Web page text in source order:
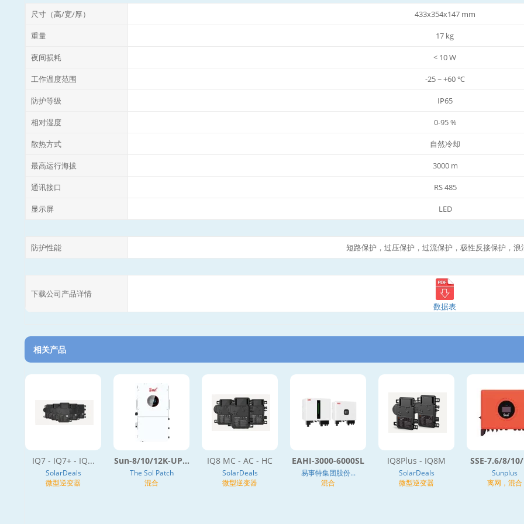
尺寸（高/宽/厚） 433x354x147 mm
重量 17 kg
夜间损耗 < 10 W
工作温度范围 -25 ~ +60 ℃
防护等级 IP65
相对湿度 0-95 %
散热方式 自然冷却
最高运行海拔 3000 m
通讯接口 RS 485
显示屏 LED
防护性能 短路保护，过压保护，过流保护，极性反接保护，浪
下载公司产品详情
数据表
相关产品
IQ7 - IQ7+ - IQ...
SolarDeals
微型逆变器
Sun-8/10/12K-UP...
The Sol Patch
混合
IQ8 MC - AC - HC
SolarDeals
微型逆变器
EAHI-3000-6000SL
易事特集团股份...
混合
IQ8Plus - IQ8M
SolarDeals
微型逆变器
SSE-7.6/8/
Sunplus
离网，混合